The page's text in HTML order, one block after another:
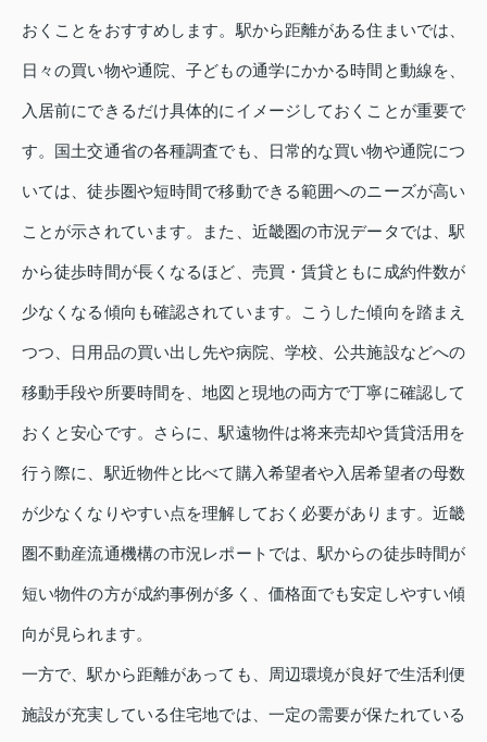
おくことをおすすめします。駅から距離がある住まいでは、
日々の買い物や通院、子どもの通学にかかる時間と動線を、
入居前にできるだけ具体的にイメージしておくことが重要で
す。国土交通省の各種調査でも、日常的な買い物や通院につ
いては、徒歩圏や短時間で移動できる範囲へのニーズが高い
ことが示されています。また、近畿圏の市況データでは、駅
から徒歩時間が長くなるほど、売買・賃貸ともに成約件数が
少なくなる傾向も確認されています。こうした傾向を踏まえ
つつ、日用品の買い出し先や病院、学校、公共施設などへの
移動手段や所要時間を、地図と現地の両方で丁寧に確認して
おくと安心です。さらに、駅遠物件は将来売却や賃貸活用を
行う際に、駅近物件と比べて購入希望者や入居希望者の母数
が少なくなりやすい点を理解しておく必要があります。近畿
圏不動産流通機構の市況レポートでは、駅からの徒歩時間が
短い物件の方が成約事例が多く、価格面でも安定しやすい傾
向が見られます。
一方で、駅から距離があっても、周辺環境が良好で生活利便
施設が充実している住宅地では、一定の需要が保たれている